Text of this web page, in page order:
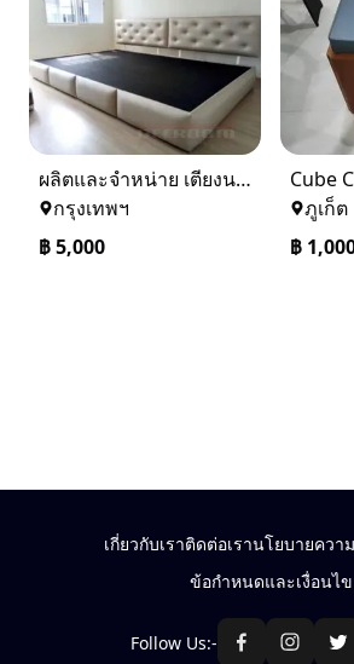
ผลิตและจำหน่าย เตียงนอน เตียง 3.5 ฟุต ที่นอน 5 ฟุต ที่นอน 6 ฟุต ที่ DEEROOM
กรุงเทพฯ
฿5,000
Cube
ภูเก็ต
฿
เกี่ยวกับเราติดต่อเรานโยบายควา
ข้อกำหนดและเงื่อนไข
Follow Us:-